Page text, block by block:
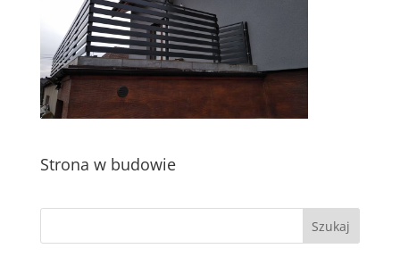
Strona w budowie